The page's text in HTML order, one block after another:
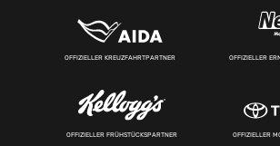
OFFIZIELLER KREUZFAHRTPARTNER OFFIZIELLER
OFFIZIELLER FRÜHSTÜCKSPARTNER OFFIZIELLER